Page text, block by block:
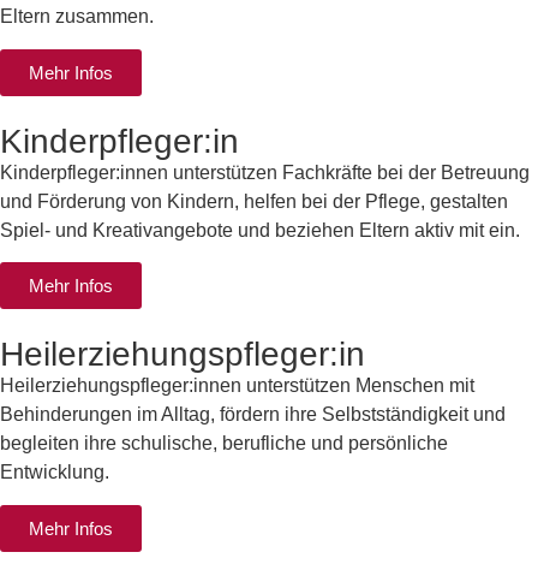
Eltern zusammen.
Mehr Infos
Kinderpfleger:in
Kinderpfleger:innen unterstützen Fachkräfte bei der Betreuung
und Förderung von Kindern, helfen bei der Pflege, gestalten
Spiel- und Kreativangebote und beziehen Eltern aktiv mit ein.
Mehr Infos
Heilerziehungspfleger:in
Heilerziehungspfleger:innen unterstützen Menschen mit
Behinderungen im Alltag, fördern ihre Selbstständigkeit und
begleiten ihre schulische, berufliche und persönliche
Entwicklung.
Mehr Infos